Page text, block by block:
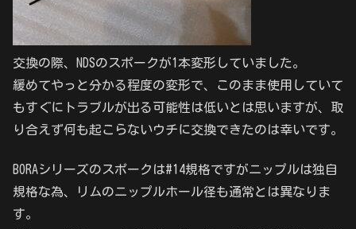
交換の際、NDSのスポークが1本変形していました。
緩めてやっと分かる程度の変形で、このまま使用していて
もすぐにトラブルが出る可能性は低いとは思いますが、取
り合えず何も起こらないウチに交換できたのは幸いです。
BORAシリーズのスポークは#14規格ですがニップルは独自
規格な為、リムのニップルホール径も通常とは異なりま
す。